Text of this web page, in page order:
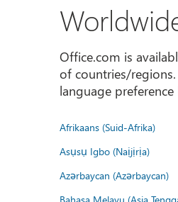
Office.com is
of countries/
language preference
Afrikaans (Suid-Afrika)
Asụsụ Igbo (Naịjịrịa)
Azərbaycan (Azərbaycan)
Bahasa Melayu (Asia